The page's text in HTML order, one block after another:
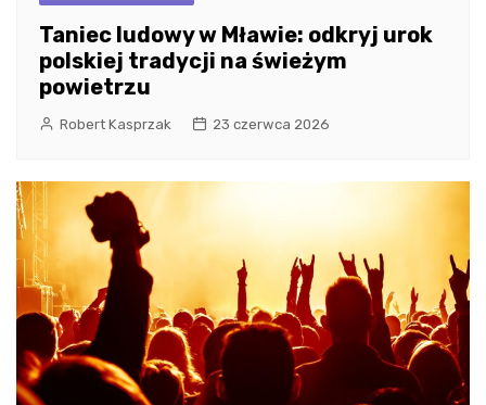
Taniec ludowy w Mławie: odkryj urok
polskiej tradycji na świeżym
powietrzu
Robert Kasprzak 23 czerwca 2026